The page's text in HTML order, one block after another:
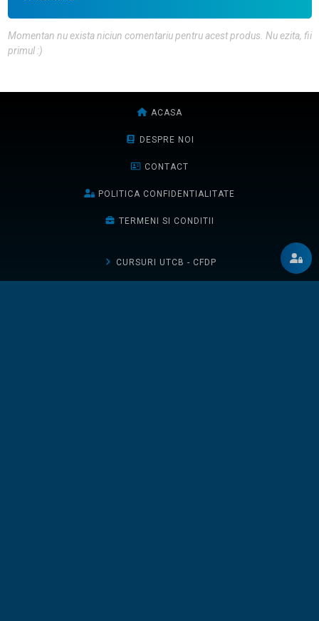
Momentan nu exista niciun comentariu pentru acest produs. Nu ezita, fii
primul :)
ACASA
DESPRE NOI
CONTACT
POLITICA CONFIDENTIALITATE
TERMENI SI CONDITII
CURSURI UTCB - CFDP